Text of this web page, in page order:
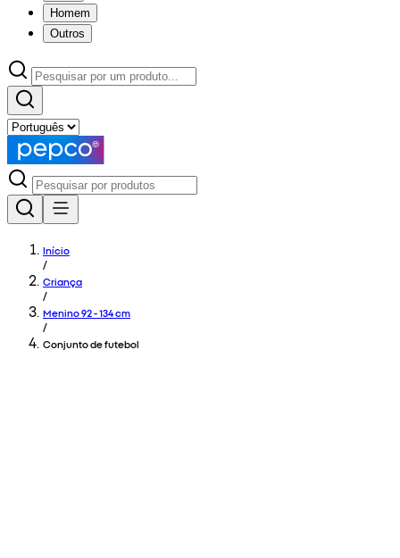
Homem
Outros
Início
/
Criança
/
Menino 92 - 134 cm
/
Conjunto de futebol